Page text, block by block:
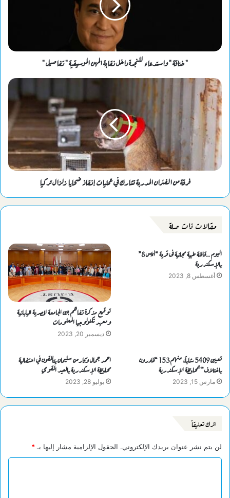
" خناقة " واستدعاء للنجدة داخل نقابة المهن الموسيقية " تفاصيل "
فرقة من الفئران المدربة تشارك في عمليات إنقاذ ضحايا زلزال تركيا
مقالات ذات صلة
اليوم ..قافلة طبية مجانية فى قرية “أبيس 8”
بالإسكندرية
أغسطس 8, 2023
توقيع مذكرة تفاهم بين الجامعة المصرية اليابانية
ومعهد تكنولوجيا المعلومات
ديسمبر 20, 2023
تعيين 5409 شاباً، منهم 153 “قادرون
باختلاف” بمحافظة الإسكندرية
مارس 15, 2023
احمد جمال وكارمن سليمان يتألقون في احتفالية
محافظة الإسكندرية بالعيد القومي
يوليو 28, 2023
اترك تعليقاً
لن يتم نشر عنوان بريدك الإلكتروني. الحقول الإلزامية مشار إليها بـ *